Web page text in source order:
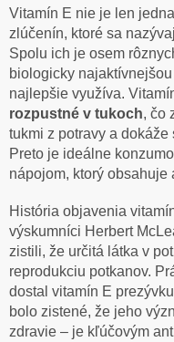
Vitamín E nie je len
zlúčenín, ktoré sa
Spolu ich je osem
biologicky
najlepšie využíva.
rozpustné v tukoch, čo
tukmi z potravy a
Preto je ideálne
nápojom, ktorý obsahuje
História objavenia
výskumníci Herbert
zistili, že určitá látka v
reprodukciu potkanov.
dostal vitamín E
bolo zistené, že jeho
zdravie – je kľúčovým